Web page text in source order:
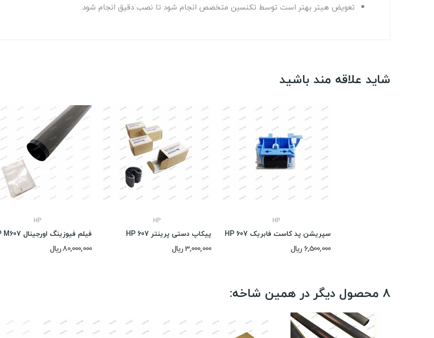
تعویض هیتر بهتر است توسط تکنسین متخصص انجام شود تا نصب دقیق انجام شود.
شاید علاقه مند باشید
HP
80,000,000 ریال
HP
پیکاپ دستی پرینتر HP 607
3,000,000 ریال
HP
سپریشن پد کاست فابریک HP 607
6,500,000 ریال
8 محصول دیگر در همین شاخه: